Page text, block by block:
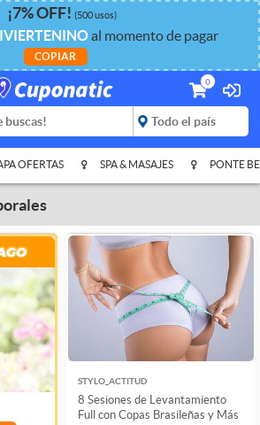
¡7%OFF! (500 usos)
al momento de pagar
COPIAR
0
OFERTAS SPA & MASAJES PONTE
STYLO_ACTITUD
8 Sesiones de Levantamiento
Full con Copas Brasileñas y Más